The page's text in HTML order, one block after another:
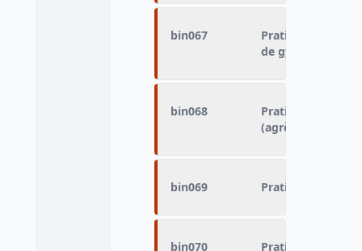
bin067
Pratique du
de gymnastique
bin068
Pratique du
(agrès, GRS.)
bin069 Pratique du sport
bin070 Pratique du